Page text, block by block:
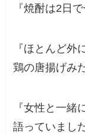
『焼酎は2日
『ほとんど
鶏の唐揚げみ
『女性と一緒
語っていまし